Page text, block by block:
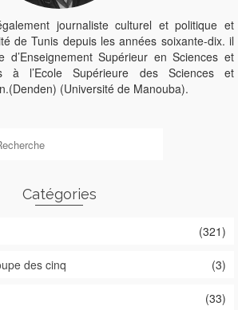
journaliste culturel et politique et
de Tunis depuis les années soixante-dix. il
d’Enseignement Supérieur en Sciences et
à l’Ecole Supérieure des Sciences et
(Université de Manouba).
Catégories
(321)
des cinq (3)
(33)